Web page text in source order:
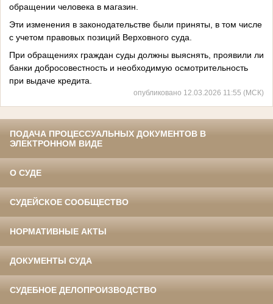
обращении человека в магазин.
Эти изменения в законодательстве были приняты, в том числе
с учетом правовых позиций Верховного суда.
При обращениях граждан суды должны выяснять, проявили ли
банки добросовестность и необходимую осмотрительность
при выдаче кредита.
опубликовано 12.03.2026 11:55 (МСК)
ПОДАЧА ПРОЦЕССУАЛЬНЫХ ДОКУМЕНТОВ В
ЭЛЕКТРОННОМ ВИДЕ
О СУДЕ
СУДЕЙСКОЕ СООБЩЕСТВО
НОРМАТИВНЫЕ АКТЫ
ДОКУМЕНТЫ СУДА
СУДЕБНОЕ ДЕЛОПРОИЗВОДСТВО